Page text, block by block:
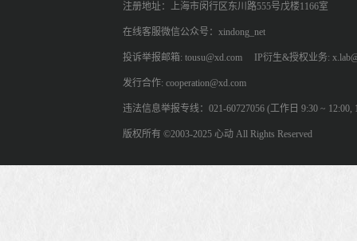
注册地址：上海市闵行区东川路555号戊楼1166室
在线客服微信公众号：xindong_net
投诉举报邮箱: tousu@xd.com IP衍生&授权业务:
发行合作: cooperation@xd.com
违法信息举报专线：021-60727056 (工作日 9:30 ~ 12:00,
版权所有 ©2003-2025 心动 All Rights Reserved